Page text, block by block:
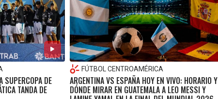
SUPERCOPA DE
TANDA DE
FÚTBOL CENTROAMÉRICA
ARGENTINA VS ESPAÑA HOY EN VIVO: HORARIO Y
DÓNDE MIRAR EN GUATEMALA A LEO MESSI Y